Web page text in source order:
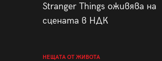
Stranger Things оживява на
сцената в НДК
НЕЩАТА ОТ ЖИВОТА